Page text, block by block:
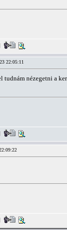
22:05:11
tudnám nézegetni a